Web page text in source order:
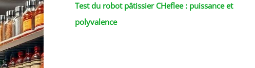
Test du robot pâtissier CHeflee : puissance et
polyvalence